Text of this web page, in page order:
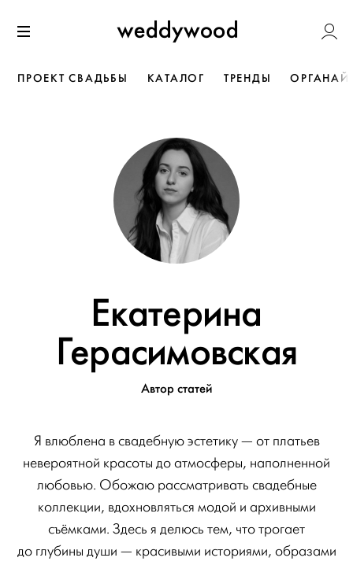
к содержанию
Weddywood
ПРОЕКТ СВАДЬБЫ КАТАЛОГ ТРЕНДЫ
Екатерина
Герасимовская
Автор статей
Я влюблена в свадебную эстетику — от платьев
невероятной красоты до атмосферы, наполненной
любовью. Обожаю рассматривать свадебные
коллекции, вдохновляться модой и архивными
съёмками. Здесь я делюсь тем, что трогает
до глубины души — красивыми историями, образами